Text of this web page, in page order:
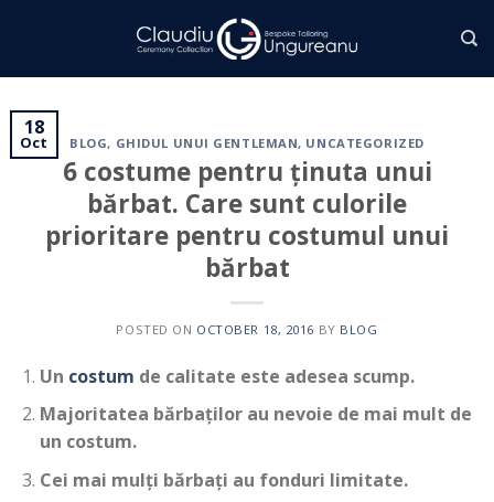
18
Oct BLOG, GHIDUL UNUI GENTLEMAN, UNCATEGORIZED
6 costume pentru ținuta unui
bărbat. Care sunt culorile
prioritare pentru costumul unui
bărbat
POSTED ON OCTOBER 18, 2016 BY BLOG
Un costum de calitate este adesea scump.
Majoritatea bărbațilorau nevoie de mai mult de
un costum.
Cei mai mulți bărbați au fonduri limitate.